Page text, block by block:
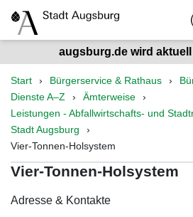
augsburg.de wird
Start Bürgerservice & Rathaus
Dienste A–Z
Ämterweise
Leistungen - Abfallwirtschafts- und
Stadt Augsburg
Vier-Tonnen-Holsystem
Vier-Tonnen-Holsystem
Adresse & Kontakte